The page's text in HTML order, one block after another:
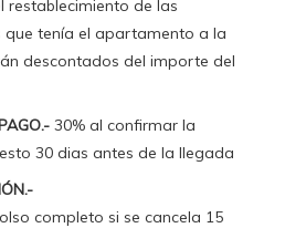
restablecimiento de las
que tenía el apartamento a la
descontados del importe del
30% al confirmar la
30 dias antes de la llegada
completo si se cancela 15